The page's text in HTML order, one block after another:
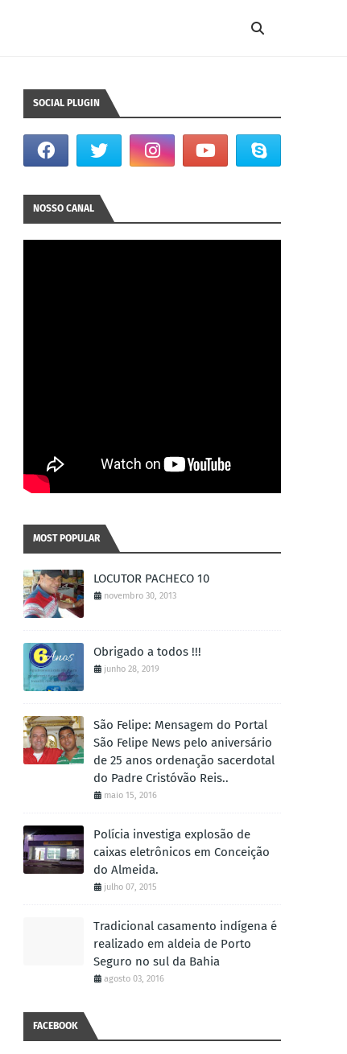
SOCIAL PLUGIN
NOSSO CANAL
MOST POPULAR
LOCUTOR PACHECO 10
novembro 30, 2013
Obrigado a todos !!!
junho 28, 2019
São Felipe: Mensagem do Portal
São Felipe News pelo aniversário
de 25 anos ordenação sacerdotal
do Padre Cristóvão Reis..
maio 15, 2016
Polícia investiga explosão de
caixas eletrônicos em Conceição
do Almeida.
julho 07, 2015
Tradicional casamento indígena é
realizado em aldeia de Porto
Seguro no sul da Bahia
agosto 03, 2016
FACEBOOK